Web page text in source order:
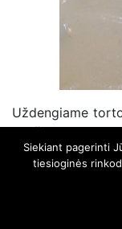
Uždengiame
nakčiai sustingti
Siekiant pagerinti
tiesioginės